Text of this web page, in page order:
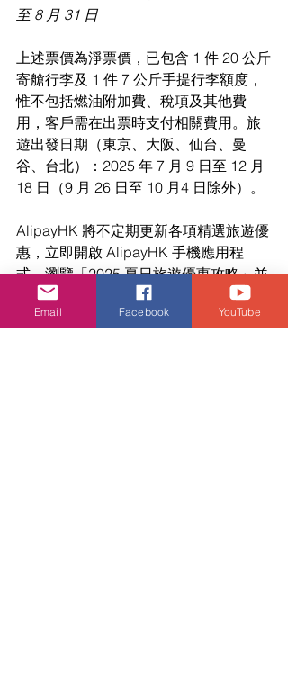
至 8 月 31 日
上述票價為淨票價，已包含 1 件 20 公斤
寄艙行李及 1 件 7 公斤手提行李額度，
惟不包括燃油附加費、稅項及其他費
用，客戶需在出票時支付相關費用。旅
遊出發日期（東京、大阪、仙台、曼
谷、台北）：2025 年 7 月 9 日至 12 月
18 日（9 月 26 日至 10 月4 日除外）。
AlipayHK 將不定期更新各項精選旅遊優
惠，立即開啟 AlipayHK 手機應用程
式，瀏覽「2025 夏日旅遊優惠攻略」並
領取更多旅遊商戶如 AlipayHK 旅行+、
KKday 、Klook、HopeGoo、永安旅
Email Facebook YouTube